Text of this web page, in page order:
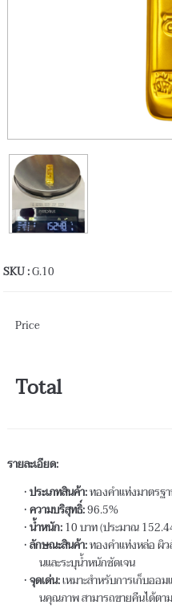
SKU :G.10
Price
Total
รายละเอียด:
ประเภทสินค้า:ทองคำแท่งมาตรฐ
ความบริสุทธิ์:96.5%
น้ำหนัก:10 บาท (ประมาณ
ลักษณะสินค้า:ทองคำแท่งหล่อ ผิว
นและระบุน้ำหนักชัดเจน
จุดเด่น:เหมาะสำหรับการเก็บออม
นคุณภาพ สามารถขายคืนได้ตา